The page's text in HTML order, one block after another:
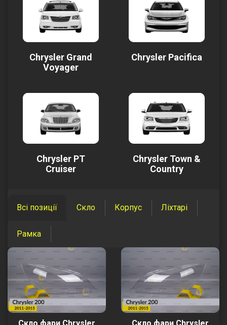
Chrysler Grand
Voyager
Chrysler Pacifica
Chrysler PT
Cruiser
Chrysler Town &
Country
Всі позиції Скло Корпус Ліхтарі
Рамка